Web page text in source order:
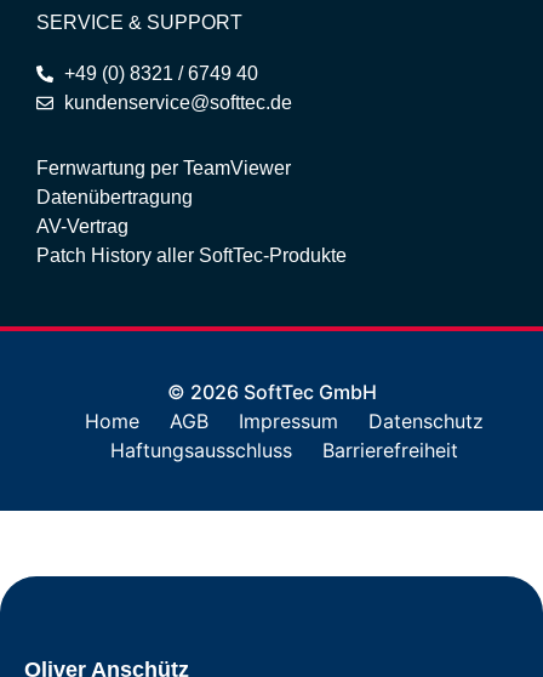
SERVICE & SUPPORT
+49 (0) 8321 / 6749 40
kundenservice@softtec.de
Fernwartung per TeamViewer
Datenübertragung
AV-Vertrag
Patch History aller SoftTec-Produkte
© 2026 SoftTec GmbH
Home
AGB Impressum
Datenschutz
Haftungsausschluss
Barrierefreiheit
Oliver Anschütz